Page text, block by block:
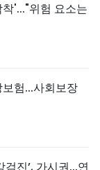
'..."위험 요소는
험...사회보장